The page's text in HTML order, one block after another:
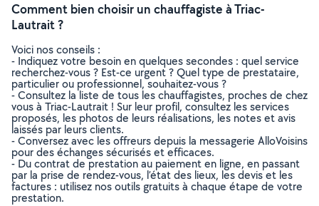
Comment bien choisir un chauffagiste à Triac-
Lautrait ?
Voici nos conseils :
- Indiquez votre besoin en quelques secondes : quel service
recherchez-vous ? Est-ce urgent ? Quel type de prestataire,
particulier ou professionnel, souhaitez-vous ?
- Consultez la liste de tous les chauffagistes, proches de chez
vous à Triac-Lautrait ! Sur leur profil, consultez les services
proposés, les photos de leurs réalisations, les notes et avis
laissés par leurs clients.
- Conversez avec les offreurs depuis la messagerie AlloVoisins
pour des échanges sécurisés et efficaces.
- Du contrat de prestation au paiement en ligne, en passant
par la prise de rendez-vous, l’état des lieux, les devis et les
factures : utilisez nos outils gratuits à chaque étape de votre
prestation.